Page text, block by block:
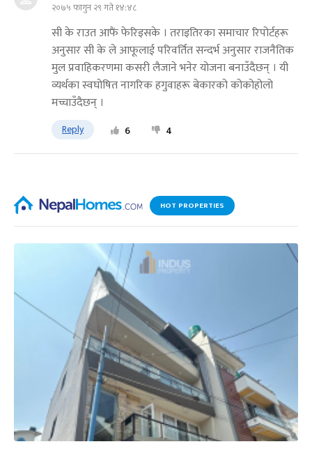
२०७५ फागुन २९ गते १४:४८
सी के राउत आफैं फेरिइसके । तराइतिरका समाचार रिपोर्टहरू
अनुसार सी के ले आफूलाई परिवर्तित सन्दर्भ अनुसार राजनैतिक
मुल प्रवाहिकरणमा कसरी लैजाने भनेर योजना बनाउँदैछन् । यी
व्यर्थका स्वघोषित नागरिक हगुवाहरू बेकारको कोकोहोलो
मच्चाउँदैछन् ।
Reply 6 4
HOT PROPERTIES